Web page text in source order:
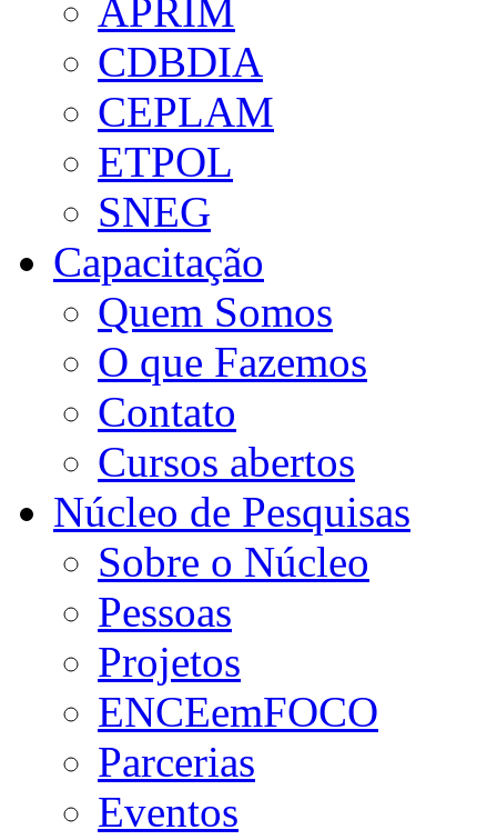
APRIM
CDBDIA
CEPLAM
ETPOL
SNEG
Capacitação
Quem Somos
O que Fazemos
Contato
Cursos abertos
Núcleo de Pesquisas
Sobre o Núcleo
Pessoas
Projetos
ENCEemFOCO
Parcerias
Eventos